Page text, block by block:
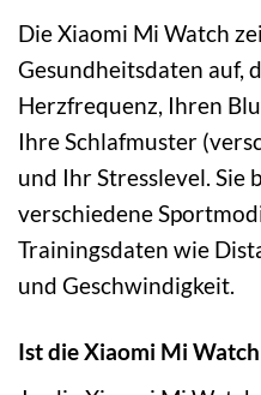
Die Xiaomi Mi Watch
Gesundheitsdaten auf,
Herzfrequenz, Ihren
Ihre Schlafmuster
und Ihr Stresslevel. Sie
verschiedene
Trainingsdaten wie
und Geschwindigkeit.
Ist die Xiaomi Mi